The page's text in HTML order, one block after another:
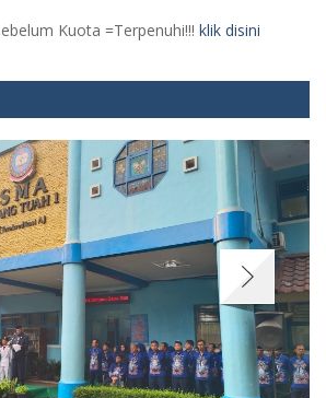
Kuota =Terpenuhi!!! klik disini